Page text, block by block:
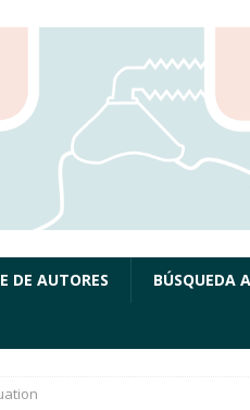
DE AUTORES BÚSQUEDA